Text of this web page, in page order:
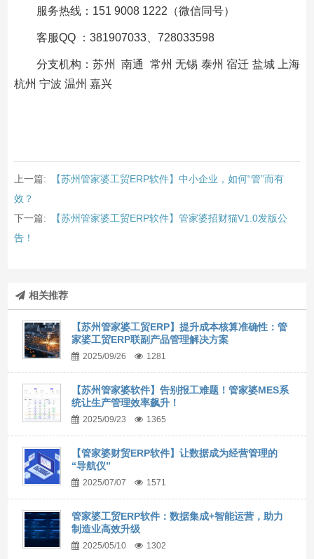
服务热线：151 9008 1222（微信同号）
客服QQ ：381907033、728033598
分支机构：苏州 南通 常州 无锡 泰州 宿迁 盐城 上海
杭州 宁波 温州 嘉兴
上一篇:
【苏州管家婆工贸ERP软件】中小企业，如何“管”而有
效？
下一篇:
【苏州管家婆工贸ERP软件】管家婆招财猫V1.0发版公
告！
相关推荐
【苏州管家婆工贸ERP】提升成本核算准确性：管
家婆工贸ERP联副产品管理解决方案
2025/09/26 1281
【苏州管家婆软件】告别报工难题！管家婆MES系
统让生产管理效率飙升！
2025/09/23 1365
【管家婆财贸ERP软件】让数据成为经营管理的
“导航仪”
2025/07/07 1571
管家婆工贸ERP软件：数据集成+智能运营，助力
制造业高效升级
2025/05/10 1302